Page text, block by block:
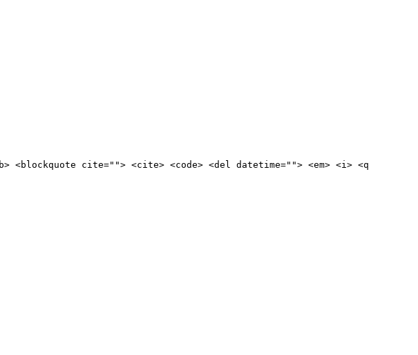
cite=""> <cite> <code> <del datetime=""> <em> <i> <q